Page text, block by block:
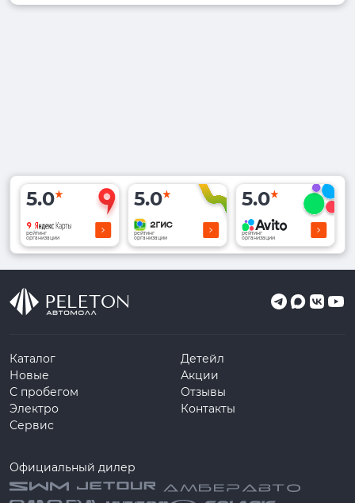
5.0
рейтинг
организации
5.0
рейтинг
организации
5.0
рейтинг
организации
Каталог
Новые
С пробегом
Электро
Сервис
Детейл
Акции
Отзывы
Контакты
Официальный дилер